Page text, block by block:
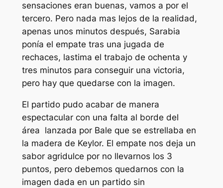
sensaciones eran buenas, vamos a por el
tercero. Pero nada mas lejos de la realidad,
apenas unos minutos después, Sarabia
ponía el empate tras una jugada de
rechaces, lastima el trabajo de ochenta y
tres minutos para conseguir una victoria,
pero hay que quedarse con la imagen.
El partido pudo acabar de manera
espectacular con una falta al borde del
área lanzada por Bale que se estrellaba en
la madera de Keylor. El empate nos deja un
sabor agridulce por no llevarnos los 3
puntos, pero debemos quedarnos con la
imagen dada en un partido sin